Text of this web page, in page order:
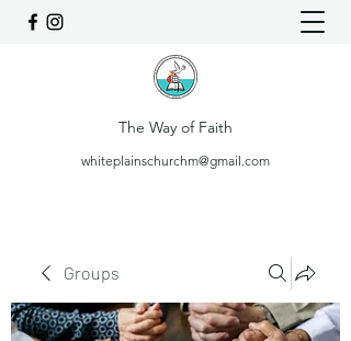
The Way of Faith
whiteplainschurchm@gmail.com
Groups